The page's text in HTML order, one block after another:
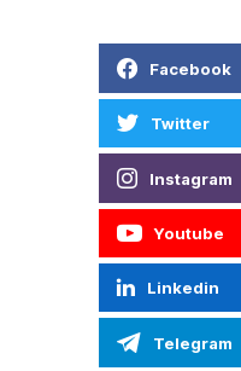
Facebook
Twitter
Instagram
Youtube
Linkedin
Telegram